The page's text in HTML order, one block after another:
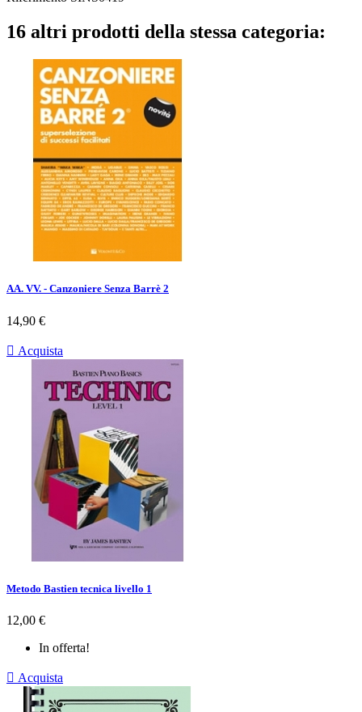
16 altri prodotti della stessa categoria:
AA. VV. - Canzoniere Senza Barrè 2
Prezzo
14,90 €
 Acquista
Metodo Bastien tecnica livello 1
Prezzo
12,00 €
In offerta!
 Acquista